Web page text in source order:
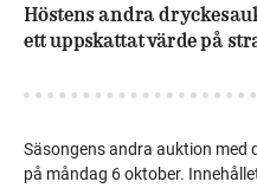
Höstens andra
ett uppskattat värde på
Säsongens andra auktion
på måndag 6 oktober.